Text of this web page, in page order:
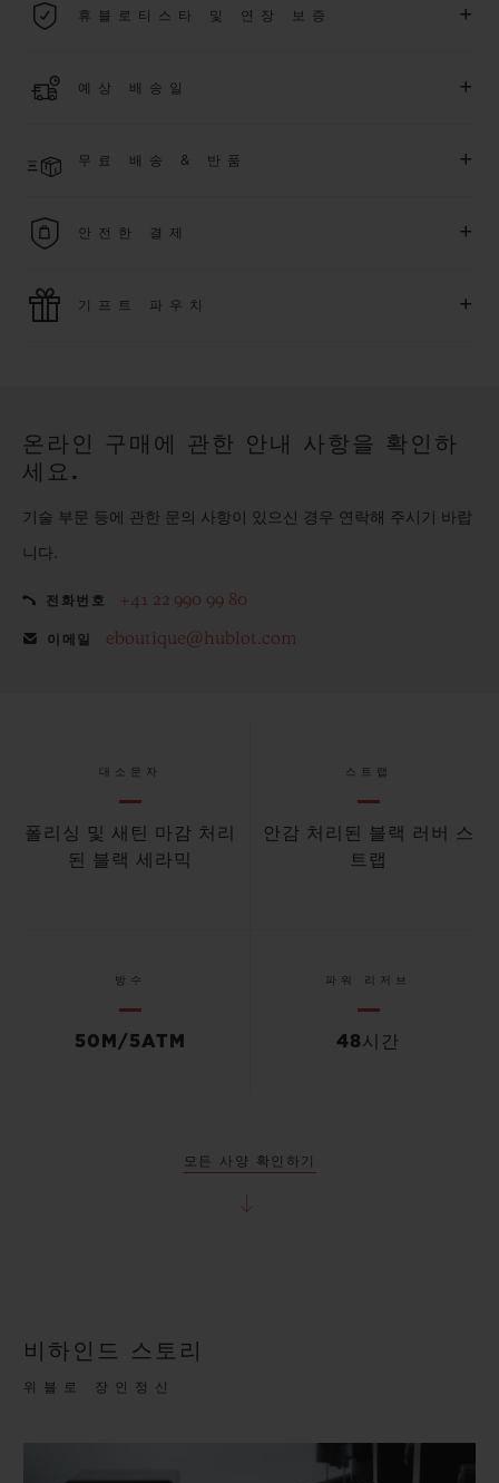
용됩니다.휴블로티스타 및 연장 보증 +
에 대해5 년 추가 워런티 혜택
또한 다양
더 알아보기
예상 배송일 +
다. *재고 상황에 따라 달라질 수 있습니다*.
무료 배송 & 반품 +
을 누려보세요
안전한 결제 +
모든 제품은 빠르고 안전하게 결제가 가능하며, 개인정보를 안
기프트 파우치 +
온라인 구매에 관한 안내 사항을 확인하
세요.
기술 부문 등에 관한 문의 사항이 있으신 경우 연락해 주시기 바랍
니다.
전화번호 +41 22 990 99 80
이메일 eboutique@hublot.com
대소문자
폴리싱 및 새틴 마감 처리
된 블랙 세라믹
스트랩
안감 처리된 블랙 러버 스
트랩
방수
50M/5ATM
파워 리저브
48시간
모든 사양 확인하기
비하인드 스토리
위블로 장인정신